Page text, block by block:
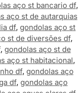
aço st bancario df,
aço st de autarquias
df, gondolas aço st
st de diversões df,
, gondolas aço st de
aço st habitacional,
df, gondolas aço
df, gondolas aço